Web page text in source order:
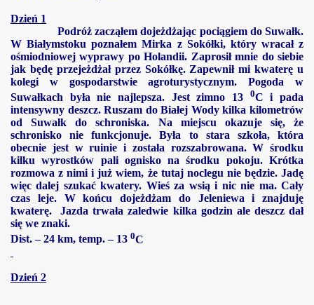
Dzień 1
Podróż zacząłem dojeżdżając pociągiem do Suwałk.
W Białymstoku poznałem Mirka z Sokółki, który wracał z
ośmiodniowej wyprawy po Holandii. Zaprosił mnie do siebie
jak będę przejeżdżał przez Sokółkę. Zapewnił mi kwaterę u
kolegi w gospodarstwie agroturystycznym. Pogoda w
Suwałkach była nie najlepsza. Jest zimno 13 0C i pada
intensywny deszcz. Ruszam do Białej Wody kilka kilometrów
od Suwałk do schroniska. Na miejscu okazuje się, że
schronisko nie funkcjonuje. Była to stara szkoła, która
obecnie jest w ruinie i została rozszabrowana. W środku
kilku wyrostków pali ognisko na środku pokoju. Krótka
rozmowa z nimi i już wiem, że tutaj noclegu nie będzie. Jadę
więc dalej szukać kwatery. Wieś za wsią i nic nie ma. Cały
czas leje. W końcu dojeżdżam do Jeleniewa i znajduję
kwaterę. Jazda trwała zaledwie kilka godzin ale deszcz dał
się we znaki.
Dist. –24 km, temp. – 13 0C
Dzień 2